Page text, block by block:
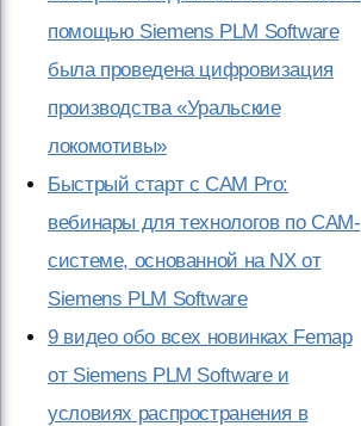
помощью Siemens PLM Software
была проведена цифровизация
производства «Уральские
локомотивы»
Быстрый старт с CAM Pro:
вебинары для технологов по CAM-
системе, основанной на NX от
Siemens PLM Software
9 видео обо всех новинках Femap
от Siemens PLM Software и
условиях распространения в